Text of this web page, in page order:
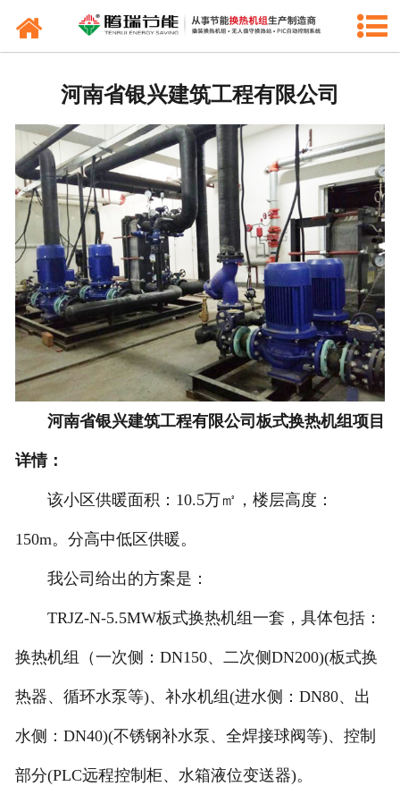
产品中心
公司概况
联系我们
河南省银兴建筑工程有限公司
河南省银兴建筑工程有限公司板式换热机组项目
详情：
该小区供暖面积：10.5万㎡，楼层高度：
150m。分高中低区供暖。
我公司给出的方案是：
TRJZ-N-5.5MW板式换热机组一套，具体包括：
换热机组（一次侧：DN150、二次侧DN200)(板式换
热器、循环水泵等)、补水机组(进水侧：DN80、出
水侧：DN40)(不锈钢补水泵、全焊接球阀等)、控制
部分(PLC远程控制柜、水箱液位变送器)。